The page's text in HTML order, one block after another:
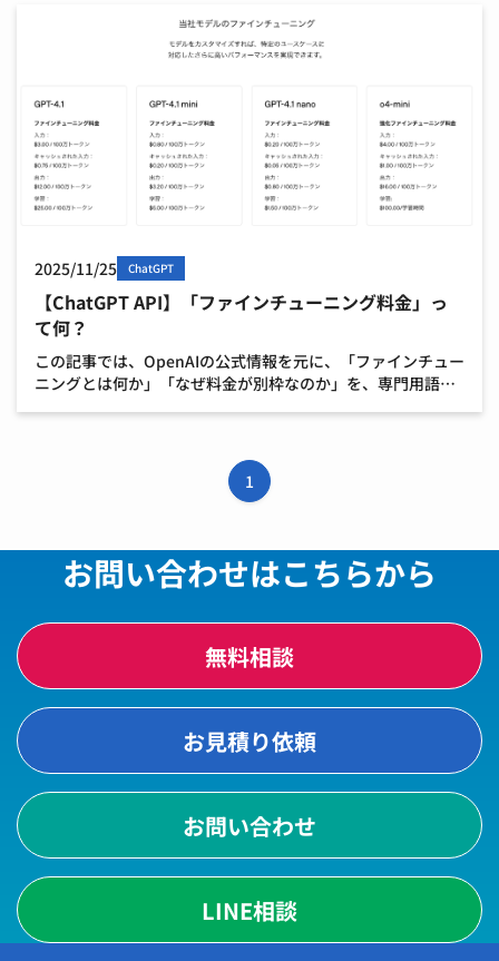
2025/11/25 ChatGPT
【ChatGPT API】「ファインチューニング料金」っ
て何？
この記事では、OpenAIの公式情報を元に、「ファインチュー
ニングとは何か」「なぜ料金が別枠なのか」を、専門用語を
1
お問い合わせはこちらから
無料相談
お見積り依頼
お問い合わせ
LINE相談